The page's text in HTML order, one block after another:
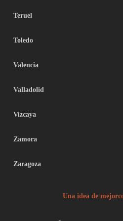
Teruel
Toledo
Valencia
Valladolid
Vizcaya
Zamora
Zaragoza
Una idea de